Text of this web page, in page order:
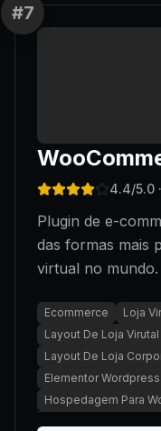
#7
4.4/5.0
Plugin de e-
das formas mais
virtual no mundo.
Ecommerce Loja
Layout De Loja Virutal
Layout De Loja
Elementor Wordpress
Hospedagem Para